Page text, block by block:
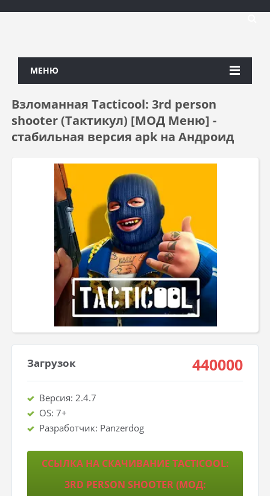
МЕНЮ
Взломанная Tacticool: 3rd person
shooter (Тактикул) [МОД Меню] -
стабильная версия apk на Андроид
Загрузок 440000
Версия: 2.4.7
OS: 7+
Разработчик: Panzerdog
ССЫЛКА НА СКАЧИВАНИЕ TACTICOOL:
3RD PERSON SHOOTER (МОД: